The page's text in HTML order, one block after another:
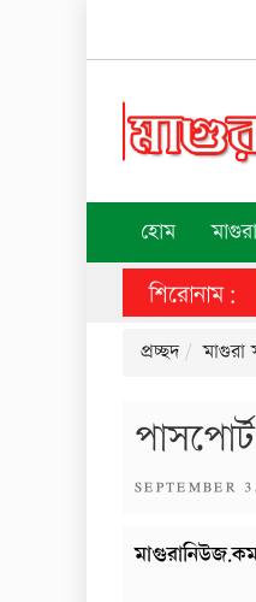
হোম
শিরোনাম:
প্রচ্ছদ মাগুরা
POSTED
SEPTEMBER